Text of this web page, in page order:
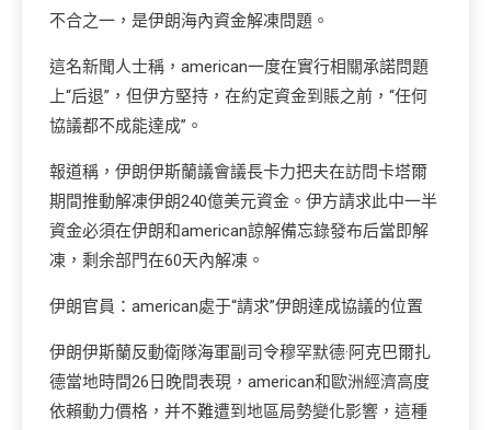
不合之一，是伊朗海內資金解凍問題。
這名新聞人士稱，american一度在實行相關承諾問題
上“后退”，但伊方堅持，在約定資金到賬之前，“任何
協議都不成能達成”。
報道稱，伊朗伊斯蘭議會議長卡力把夫在訪問卡塔爾
期間推動解凍伊朗240億美元資金。伊方請求此中一半
資金必須在伊朗和american諒解備忘錄發布后當即解
凍，剩余部門在60天內解凍。
伊朗官員：american處于“請求”伊朗達成協議的位置
伊朗伊斯蘭反動衛隊海軍副司令穆罕默德·阿克巴爾扎
德當地時間26日晚間表現，american和歐洲經濟高度
依賴動力價格，并不難遭到地區局勢變化影響，這種